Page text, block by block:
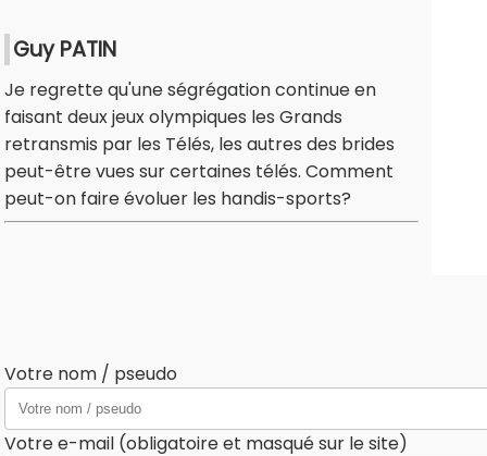
Guy PATIN
Je regrette qu'une ségrégation continue en
faisant deux jeux olympiques les Grands
retransmis par les Télés, les autres des brides
peut-être vues sur certaines télés. Comment
peut-on faire évoluer les handis-sports?
Votre nom / pseudo
Votre e-mail (obligatoire et masqué sur le site)